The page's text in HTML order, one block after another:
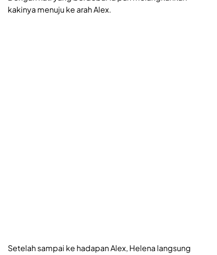
kakinya menuju ke arah Alex.
Setelah sampai ke hadapan Alex, Helena langsung